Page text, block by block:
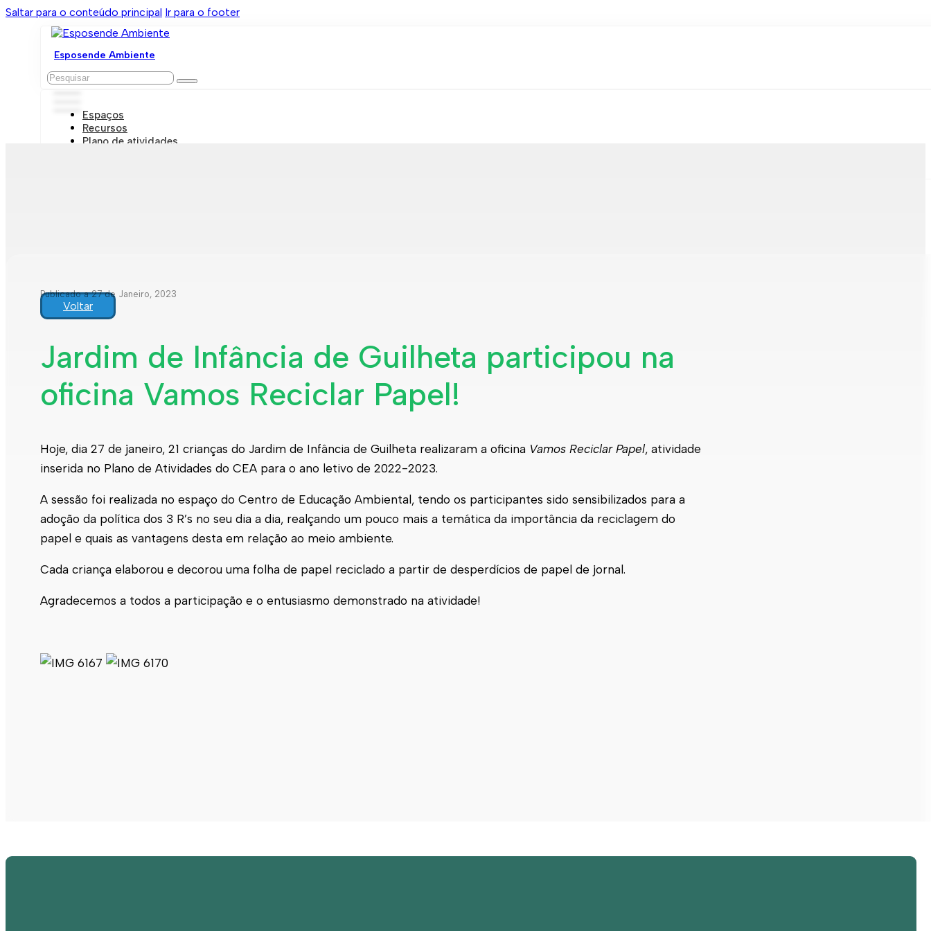
Saltar para o conteúdo principal Ir para o footer
Esposende Ambiente
Pesquisar
Espaços
Recursos
Plano de atividades
Publicado a 27 de Janeiro, 2023
Voltar
Jardim de Infância de Guilheta participou na
oficina Vamos Reciclar Papel!
Hoje, dia 27 de janeiro, 21 crianças do Jardim de Infância de Guilheta realizaram a oficina Vamos Reciclar Papel, atividade
inserida no Plano de Atividades do CEA para o ano letivo de 2022-2023.
A sessão foi realizada no espaço do Centro de Educação Ambiental, tendo os participantes sido sensibilizados para a
adoção da política dos 3 R’s no seu dia a dia, realçando um pouco mais a temática da importância da reciclagem do
papel e quais as vantagens desta em relação ao meio ambiente.
Cada criança elaborou e decorou uma folha de papel reciclado a partir de desperdícios de papel de jornal.
Agradecemos a todos a participação e o entusiasmo demonstrado na atividade!